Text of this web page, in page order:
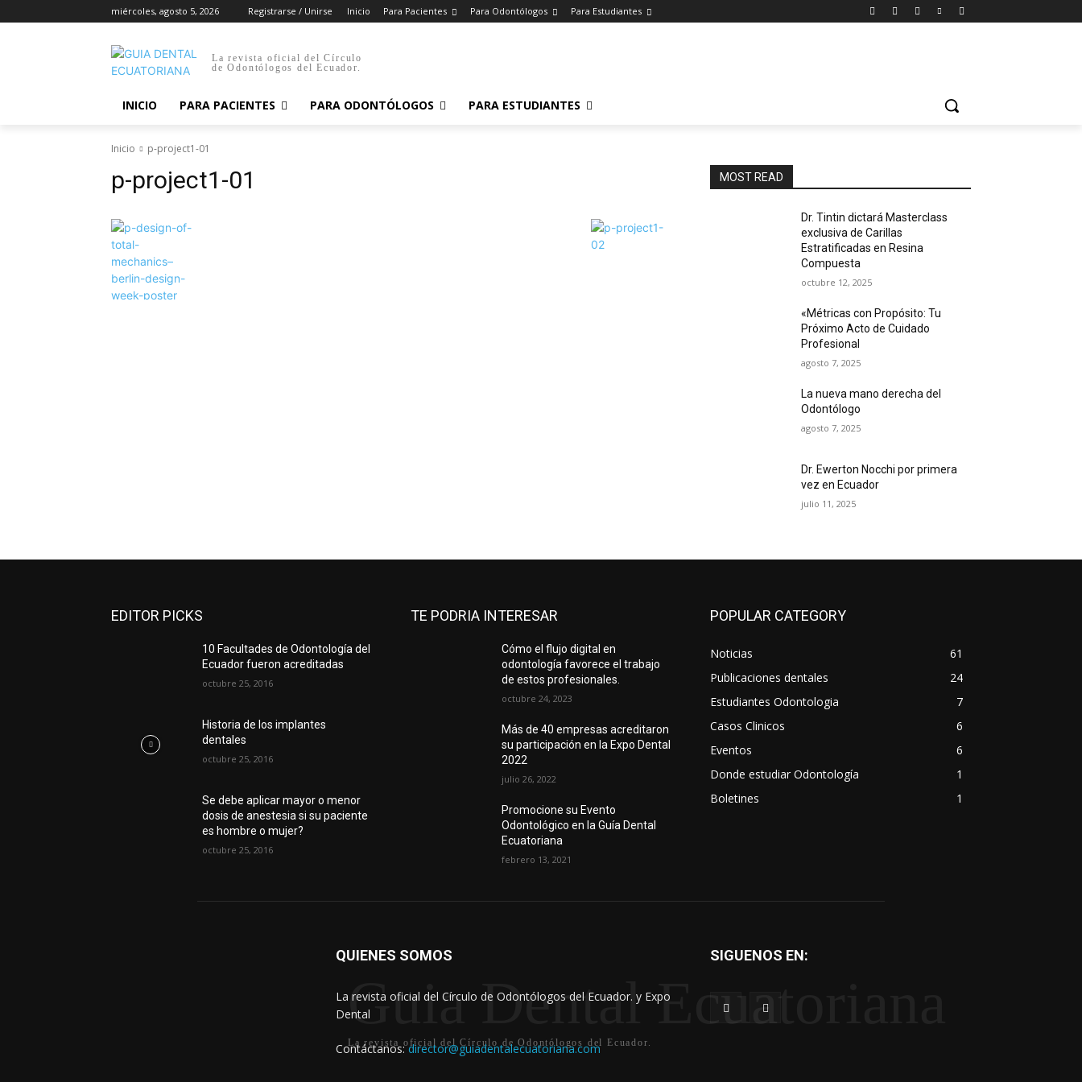
miércoles, agosto 5, 2026 Registrarse / Unirse Inicio Para Pacientes Para Odontólogos Para Estudiantes
La revista oficial del Círculo
de Odontólogos del Ecuador.
INICIO PARA PACIENTES PARA ODONTÓLOGOS PARA ESTUDIANTES
Inicio p-project1-01
p-project1-01 MOST READ
Dr. Tintin dictará Masterclass
exclusiva de Carillas
Estratificadas en Resina
Compuesta
octubre 12, 2025
«Métricas con Propósito: Tu
Próximo Acto de Cuidado
Profesional
agosto 7, 2025
La nueva mano derecha del
Odontólogo
agosto 7, 2025
Dr. Ewerton Nocchi por primera
vez en Ecuador
julio 11, 2025
EDITOR PICKS
10 Facultades de Odontología del
Ecuador fueron acreditadas
octubre 25, 2016
Historia de los implantes
dentales
octubre 25, 2016
Se debe aplicar mayor o menor
dosis de anestesia si su paciente
es hombre o mujer?
octubre 25, 2016
TE PODRIA INTERESAR
Cómo el flujo digital en
odontología favorece el trabajo
de estos profesionales.
octubre 24, 2023
Más de 40 empresas acreditaron
su participación en la Expo Dental
2022
julio 26, 2022
Promocione su Evento
Odontológico en la Guía Dental
Ecuatoriana
febrero 13, 2021
POPULAR CATEGORY
Noticias
61
Publicaciones dentales
24
Estudiantes Odontologia
7
Casos Clinicos
6
Eventos
6
Donde estudiar Odontología
1
Boletines
1
Guia Dental Ecuatoriana
La revista oficial del Círculo de Odontólogos del Ecuador.
QUIENES SOMOS
La revista oficial del Círculo de Odontólogos del Ecuador. y Expo
Dental
Contáctanos:director@guiadentalecuatoriana.com
SIGUENOS EN: